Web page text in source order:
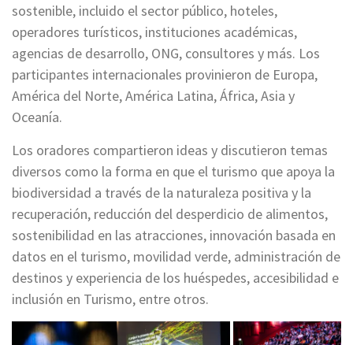
sostenible, incluido el sector público, hoteles,
operadores turísticos, instituciones académicas,
agencias de desarrollo, ONG, consultores y más. Los
participantes internacionales provinieron de Europa,
América del Norte, América Latina, África, Asia y
Oceanía.
Los oradores compartieron ideas y discutieron temas
diversos como la forma en que el turismo que apoya la
biodiversidad a través de la naturaleza positiva y la
recuperación, reducción del desperdicio de alimentos,
sostenibilidad en las atracciones, innovación basada en
datos en el turismo, movilidad verde, administración de
destinos y experiencia de los huéspedes, accesibilidad e
inclusión en Turismo, entre otros.